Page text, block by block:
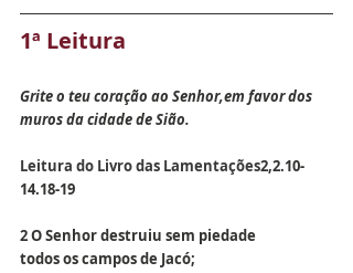
1ª Leitura
Grite o teu coração ao Senhor,em favor dos
muros da cidade de Sião.
Leitura do Livro das Lamentações2,2.10-
14.18-19
2 O Senhor destruiu sem piedade
todos os campos de Jacó;